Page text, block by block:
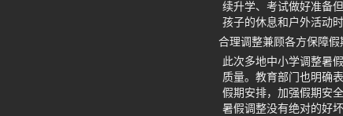
续升学、考试做好准备
孩子的休息和户外活动时
合理调整兼顾各方保障假
此次多地中小学调整暑
质量。教育部门也明确
假期安排，加强假期安
暑假调整没有绝对的好